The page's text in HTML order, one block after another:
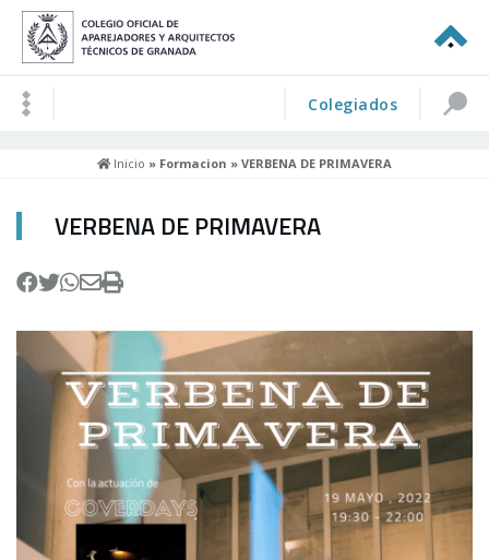
Colegiados
Inicio » Formacion » VERBENA DE PRIMAVERA
VERBENA DE PRIMAVERA